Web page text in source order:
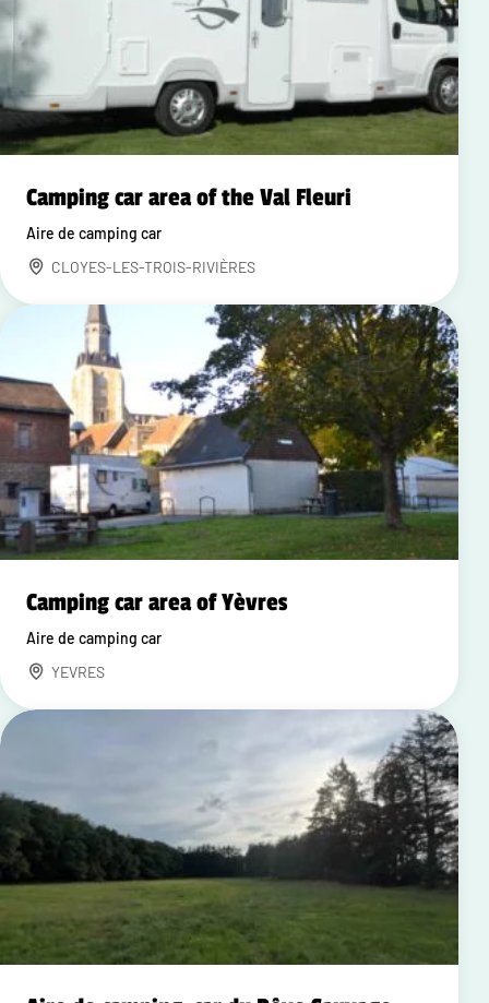
Camping car area of the Val Fleuri
Aire de camping car
CLOYES-LES-TROIS-RIVIÈRES
Camping car area of Yèvres
Aire de camping car
YEVRES